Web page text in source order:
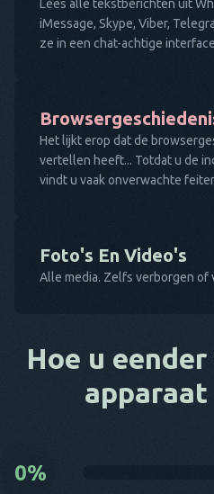
Lees alle tekstberichten uit
iMessage, Skype, Viber,
ze in een chat-achtige
Het lijkt erop dat de
vertellen heeft... Totdat u de
vindt u vaak onverwachte
Foto's En Video's
Alle media. Zelfs verborgen of
Hoe u
apparaat
0%